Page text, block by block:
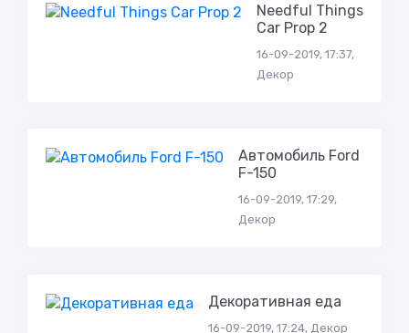
Needful Things
Car Prop 2
16-09-2019, 17:37,
Декор
Автомобиль Ford
F-150
16-09-2019, 17:29,
Декор
Декоративная еда
16-09-2019, 17:24, Декор